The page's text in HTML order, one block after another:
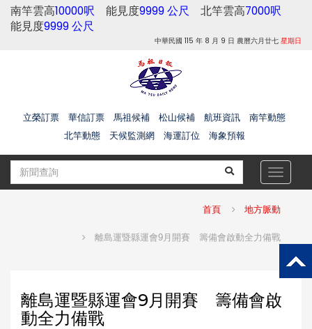
南竿雲高10000呎 能見度9999 公尺 北竿雲高7000呎
能見度9999 公尺
中華民國 115 年 8 月 9 日 農曆六月廿七 星期日
立榮訂票 華信訂票 馬祖候補 松山候補 航班資訊
南竿動態
北竿動態
天候監測網 海運訂位 海象預報
Toggle
首頁 地方脈動
離島運暨縣運會9月開賽 籌備會啟動全力備戰
離島運暨縣運會9月開賽 籌備會啟
動全力備戰